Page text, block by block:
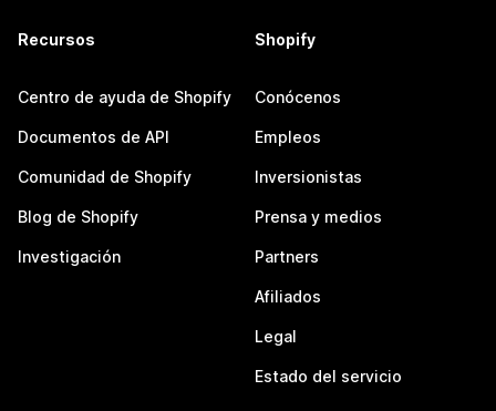
Recursos
Centro de ayuda de Shopify
Documentos de API
Comunidad de Shopify
Blog de Shopify
Investigación
Shopify
Conócenos
Empleos
Inversionistas
Prensa y medios
Partners
Afiliados
Legal
Estado del servicio